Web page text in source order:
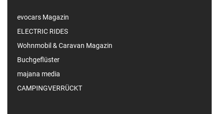
evocars Magazin
ELECTRIC RIDES
Wohnmobil & Caravan Magazin
Buchgeflüster
majana media
CAMPINGVERRÜCKT